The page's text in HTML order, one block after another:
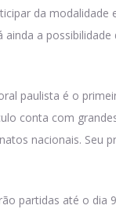
da
a
paulista é o
conta com
nacionais. Seu
partidas até o